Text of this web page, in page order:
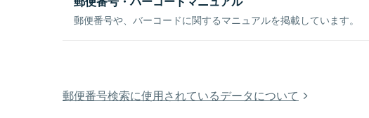
郵便番号や、バーコードに関するマニュアルを掲載しています。
郵便番号検索に使用されているデータについて